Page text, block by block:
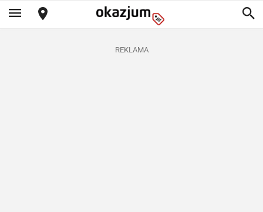
REKLAMA